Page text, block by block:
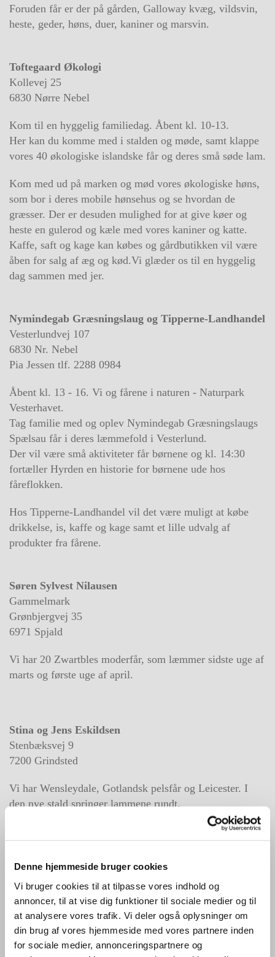
Denne hjemmeside bruger cookies
Vi bruger cookies til at tilpasse vores indhold og
annoncer, til at vise dig funktioner til sociale medier og til
at analysere vores trafik. Vi deler også oplysninger om
din brug af vores hjemmeside med vores partnere inden
for sociale medier, annonceringspartnere og
Foruden får er der på gården, Galloway kvæg, vildsvin,
heste, geder, høns, duer, kaniner og marsvin.
Toftegaard Økologi
Kollevej 25
6830 Nørre Nebel
Kom til en hyggelig familiedag. Åbent kl. 10-13.
Her kan du komme med i stalden og møde, samt klappe
vores 40 økologiske islandske får og deres små søde lam.
Kom med ud på marken og mød vores økologiske høns,
som bor i deres mobile hønsehus og se hvordan de
græsser. Der er desuden mulighed for at give køer og
heste en gulerod og kæle med vores kaniner og katte.
Kaffe, saft og kage kan købes og gårdbutikken vil være
åben for salg af æg og kød.Vi glæder os til en hyggelig
dag sammen med jer.
Nymindegab Græsningslaug og Tipperne-Landhandel
Vesterlundvej 107
6830 Nr. Nebel
Pia Jessen tlf. 2288 0984
Åbent kl. 13 - 16. Vi og fårene i naturen - Naturpark
Vesterhavet.
Tag familie med og oplev Nymindegab Græsningslaugs
Spælsau får i deres læmmefold i Vesterlund.
Der vil være små aktiviteter får børnene og kl. 14:30
fortæller Hyrden en historie for børnene ude hos
fåreflokken.
Hos Tipperne-Landhandel vil det være muligt at købe
drikkelse, is, kaffe og kage samt et lille udvalg af
produkter fra fårene.
Søren Sylvest Nilausen
Gammelmark
Grønbjergvej 35
6971 Spjald
Vi har 20 Zwartbles moderfår, som læmmer sidste uge af
marts og første uge af april.
Stina og Jens Eskildsen
Stenbæksvej 9
7200 Grindsted
Vi har Wensleydale, Gotlandsk pelsfår og Leicester. I
den nye stald springer lammene rundt.
Gårdbutikken har åbent for salg af plantefarvet garn og
Thy Lam
Oddesundvej 105
Skjoldborg
7752 Snedsted
Hjemmeside:
https://www.thylam.dk